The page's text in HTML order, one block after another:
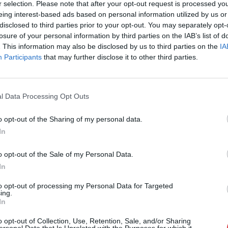
selection. Please note that after your opt-out request is processed
interest-based ads based on personal information utilized by us
to third parties prior to your opt-out. You may separately
of your personal information by third parties on the IAB’s list of
This information may also be disclosed by us to third parties on the
Participants that may further disclose it to other third parties.
Data Processing Opt Outs
opt-out of the Sharing of my personal data.
opt-out of the Sale of my Personal Data.
opt-out of processing my Personal Data for Targeted
opt-out of Collection, Use, Retention, Sale, and/or Sharing
Eladó:
Cím: Müller
Nagyházi
1055
Telefon: +361
Bemutatkozás: Magas színvonalú festmények
ékszerek, néprajzi tárgyak értékesítése és